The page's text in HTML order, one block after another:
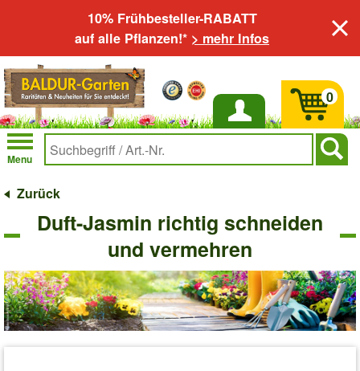
10% Frühbesteller-RABATT
auf alle Pflanzen!* > mehr Infos
Anmelden
Menu
0
Zurück
Duft-Jasmin richtig schneiden
und vermehren